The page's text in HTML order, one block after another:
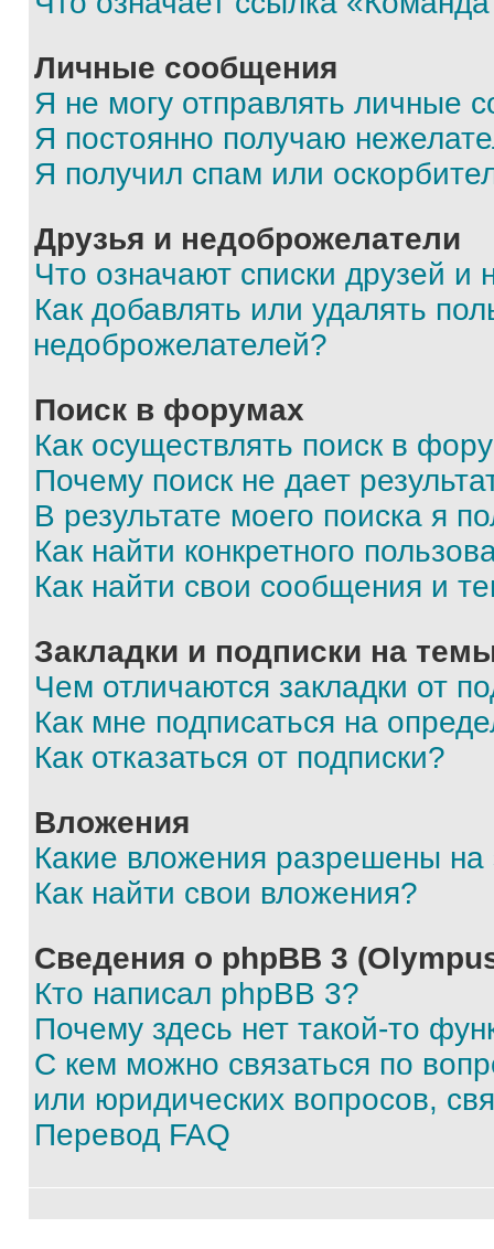
Личные сообщения
Я не могу отправлять личные
Я постоянно получаю
Я получил спам или
Друзья и недоброжелатели
Что означают списки друзей и
Как добавлять или удалять
недоброжелателей?
Поиск в форумах
Как осуществлять поиск в
Почему поиск не дает
В результате моего поиска я
Как найти конкретного
Как найти свои сообщения и
Закладки и подписки на
Чем отличаются закладки от
Как мне подписаться на
Как отказаться от подписки?
Вложения
Какие вложения разрешены
Как найти свои вложения?
Сведения о phpBB 3
Кто написал phpBB 3?
Почему здесь нет такой-то
С кем можно связаться по
или юридических вопросов,
Перевод FAQ